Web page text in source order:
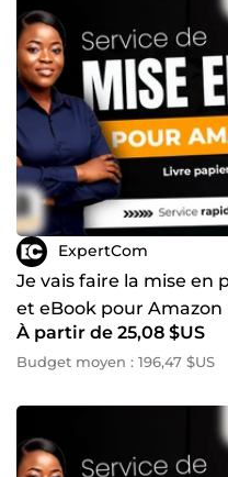
ExpertCom
Je vais faire la mise en
et eBook pour Amazon
À partir de 25,08 $US
Budget moyen : 196,47 $US